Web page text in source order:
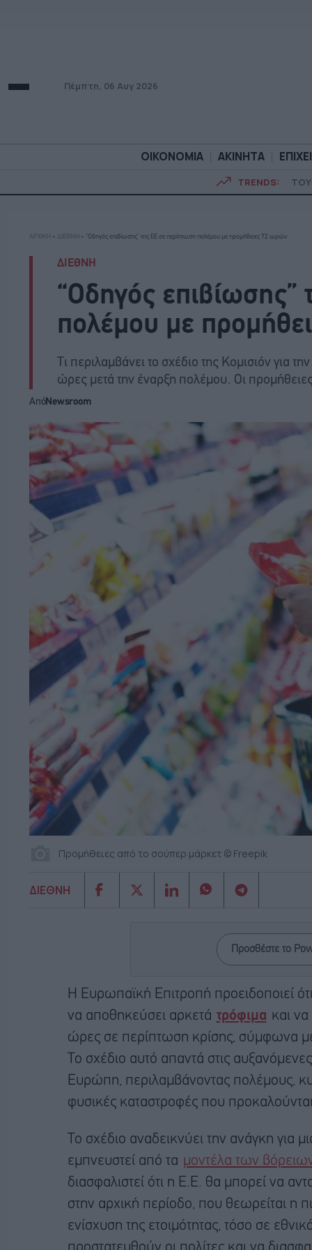
Πέμπτη, 06 Αυγ 2026
ΟΙΚΟΝΟΜΙΑ ΑΚΙΝΗΤΑ
TRENDS:
ΟΙΚΟΝΟΜΙΑ ΑΚΙΝΗΤΑ
ΑΡΧΙΚΗ » ΔΙΕΘΝΗ » “Οδηγός επιβίωσης” της ΕΕ σε περίπτωση πολέμου με προμήθειες 72 ωρών
ΔΙΕΘΝΗ
“Οδηγός επιβίωσης”
πολέμου με
Τι περιλαμβάνει το σχέδιο της Κομισιόν για
ώρες μετά την έναρξη πολέμου. Οι
ΑπόNewsroom
Προμήθειες από το σούπερ μάρκετ © Freepik
ΔΙΕΘΝΗ
Προσθέστε το
Η Ευρωπαϊκή Επιτροπή προειδοποιεί
να αποθηκεύσει αρκετά τρόφιμα και να
ώρες σε περίπτωση κρίσης, σύμφωνα με
Το σχέδιο αυτό απαντά στις
Ευρώπη, περιλαμβάνοντας πολέμους,
φυσικές καταστροφές που
Το σχέδιο αναδεικνύει την ανάγκη για
εμπνευστεί από τα μοντέλα των
διασφαλιστεί ότι η Ε.Ε. θα μπορεί να
στην αρχική περίοδο, που θεωρείται η
ενίσχυση της ετοιμότητας, τόσο σε